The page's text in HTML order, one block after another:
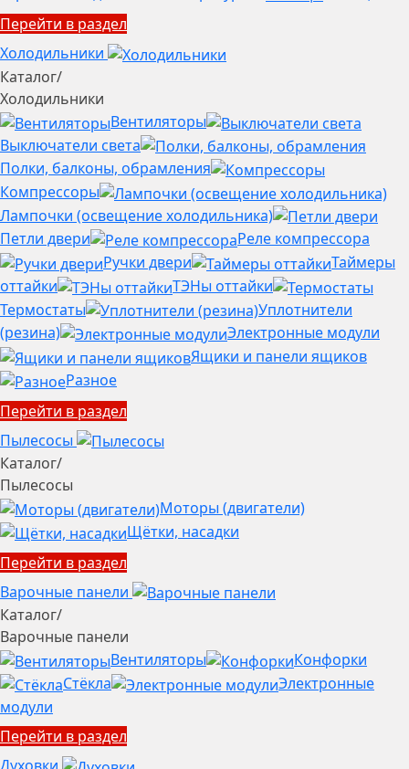
Перейти в раздел
Холодильники
Каталог/
Холодильники
Вентиляторы
Выключатели света
Полки, балконы, обрамления
Компрессоры
Лампочки (освещение холодильника)
Петли двери
Реле компрессора
Ручки двери
Таймеры
оттайки
ТЭНы оттайки
Термостаты
Уплотнители
(резина)
Электронные модули
Ящики и панели ящиков
Разное
Перейти в раздел
Пылесосы
Каталог/
Пылесосы
Моторы (двигатели)
Щётки, насадки
Перейти в раздел
Варочные панели
Каталог/
Варочные панели
Вентиляторы
Конфорки
Стёкла
Электронные
модули
Перейти в раздел